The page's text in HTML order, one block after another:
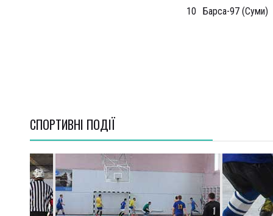
10
Барса-97 (Суми)
СПОРТИВНI ПОДІЇ